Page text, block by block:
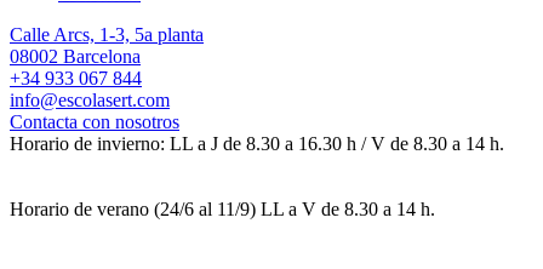
Calle Arcs, 1-3, 5a planta
08002 Barcelona
+34 933 067 844
info@escolasert.com
Contacta con nosotros
Horario de invierno: LL a J de 8.30 a 16.30 h / V de 8.30 a 14 h.
Horario de verano (24/6 al 11/9) LL a V de 8.30 a 14 h.